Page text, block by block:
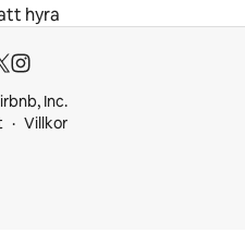
hyra
Inc.
Villkor